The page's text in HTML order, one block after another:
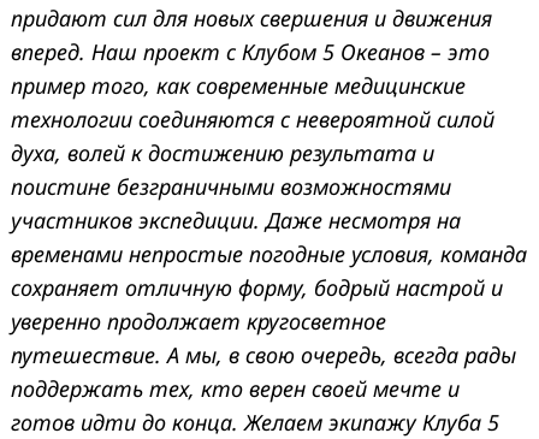
придают сил для новых свершения и движения
вперед. Наш проект с Клубом 5 Океанов – это
пример того, как современные медицинские
технологии соединяются с невероятной силой
духа, волей к достижению результата и
поистине безграничными возможностями
участников экспедиции. Даже несмотря на
временами непростые погодные условия, команда
сохраняет отличную форму, бодрый настрой и
уверенно продолжает кругосветное
путешествие. А мы, в свою очередь, всегда рады
поддержать тех, кто верен своей мечте и
готов идти до конца. Желаем экипажу Клуба 5